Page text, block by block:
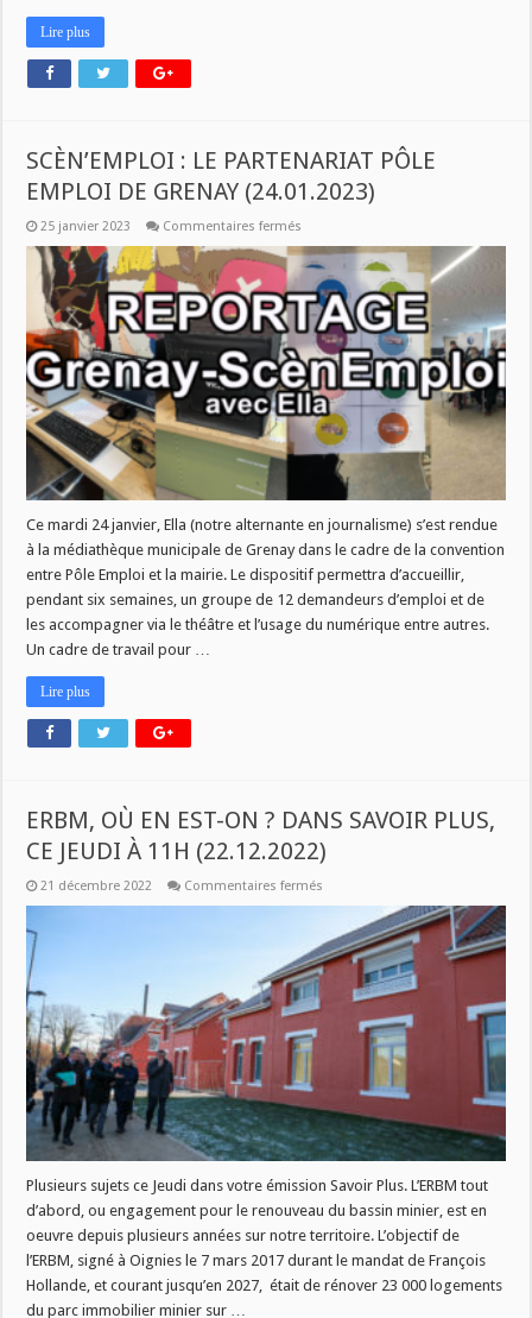
Lire plus
SCÈN’EMPLOI : LE PARTENARIAT PÔLE
EMPLOI DE GRENAY (24.01.2023)
25 janvier 2023 Commentaires fermés
:
LE
PARTENARIAT
PÔLE
EMPLOI
DE
GRENAY
(24.01.2023)
Ce mardi 24 janvier, Ella (notre alternante en journalisme) s’est rendue
à la médiathèque municipale de Grenay dans le cadre de la convention
entre Pôle Emploi et la mairie. Le dispositif permettra d’accueillir,
pendant six semaines, un groupe de 12 demandeurs d’emploi et de
les accompagner via le théâtre et l’usage du numérique entre autres.
Un cadre de travail pour …
Lire plus
ERBM, OÙ EN EST-ON ? DANS SAVOIR PLUS,
CE JEUDI À 11H (22.12.2022)
21 décembre 2022 Commentaires fermés
EST-
ON
?
DANS
SAVOIR
(22.12.2022)
Plusieurs sujets ce Jeudi dans votre émission Savoir Plus. L’ERBM tout
d’abord, ou engagement pour le renouveau du bassin minier, est en
oeuvre depuis plusieurs années sur notre territoire. L’objectif de
l’ERBM, signé à Oignies le 7 mars 2017 durant le mandat de François
Hollande, et courant jusqu’en 2027, était de rénover 23 000 logements
du parc immobilier minier sur …